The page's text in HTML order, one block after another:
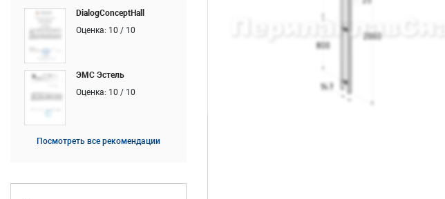
DialogConceptHall
Оценка: 10 / 10
ЭМС Эстель
Оценка: 10 / 10
Посмотреть все рекомендации